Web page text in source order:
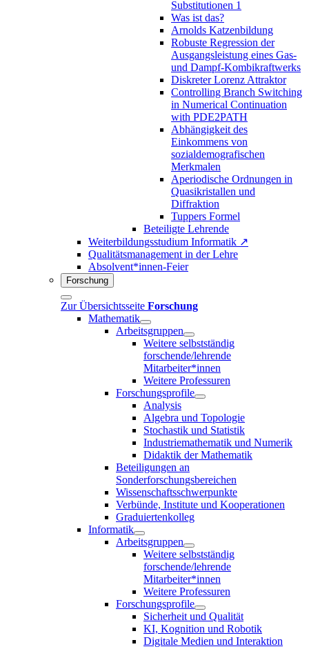
Substitutionen 1
Was ist das?
Arnolds Katzenbildung
Robuste Regression der
Ausgangsleistung eines Gas-
und Dampf-Kombikraftwerks
Diskreter Lorenz Attraktor
Controlling Branch Switching
in Numerical Continuation
with PDE2PATH
Abhängigkeit des
Einkommens von
sozialdemografischen
Merkmalen
Aperiodische Ordnungen in
Quasikristallen und
Diffraktion
Tuppers Formel
Beteiligte Lehrende
Weiterbildungsstudium Informatik ↗
Qualitätsmanagement in der Lehre
Absolvent*innen-Feier
Forschung
Zur Übersichtsseite Forschung
Mathematik
Arbeitsgruppen
Weitere selbstständig
forschende/lehrende
Mitarbeiter*innen
Weitere Professuren
Forschungsprofile
Analysis
Algebra und Topologie
Stochastik und Statistik
Industriemathematik und Numerik
Didaktik der Mathematik
Beteiligungen an
Sonderforschungsbereichen
Wissenschaftsschwerpunkte
Verbünde, Institute und Kooperationen
Graduiertenkolleg
Informatik
Arbeitsgruppen
Weitere selbstständig
forschende/lehrende
Mitarbeiter*innen
Weitere Professuren
Forschungsprofile
Sicherheit und Qualität
KI, Kognition und Robotik
Digitale Medien und Interaktion